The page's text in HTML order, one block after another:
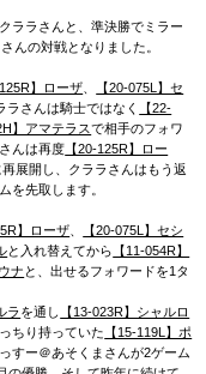
ララさんと、準決勝でミラー
んの対戦となりました。
125R】ローザ
【20-075L】セ
ラさんは騎士ではなく
【22-
】アマテラスで相手のフォワ
んは再度 【20-125R】ロー
再展開し、クララさんはもう返
を先取します。
】ローザ
【20-075L】セシ
と入れ替えてから
【11-054R】
ナ と、出せるフォワードを1タ
ラ を通し
【13-023R】シャルロ
ちり持っていた
【15-119L】ポ
すー＠あそくまさんが2ゲーム